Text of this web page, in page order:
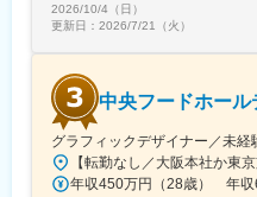
2026/10/4（日）
更新日： 2026/7/21（火）
中央フードホー
グラフィックデザイナー／未
年収450万円（28歳） 年収